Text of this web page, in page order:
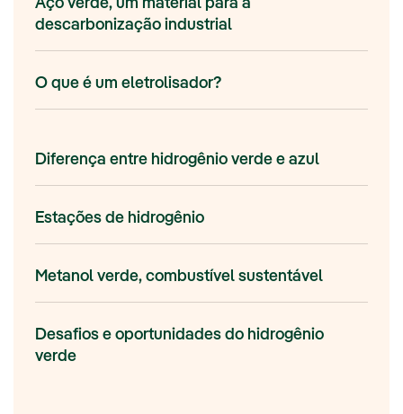
Aço verde, um material para a
descarbonização industrial
O que é um eletrolisador?
Diferença entre hidrogênio verde e azul
Estações de hidrogênio
Metanol verde, combustível sustentável
Desafios e oportunidades do hidrogênio
verde